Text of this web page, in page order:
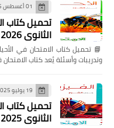
01 أغسطس 2025
تحميل كتاب
الثانوي 2026
وتدريبات وأسئلة يُعد كتاب
19 يوليو 2025
تحميل كتاب
الثانوي 2025 - 2026